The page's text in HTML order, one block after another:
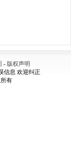
- 版权声明
信息 欢迎纠正
有